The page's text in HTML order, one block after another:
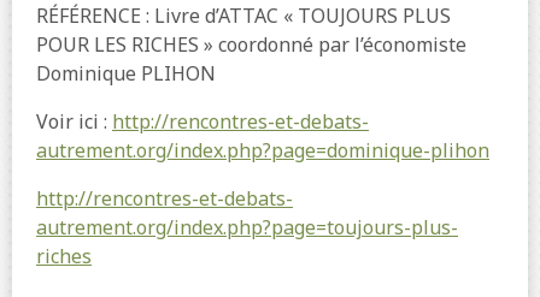
RÉFÉRENCE : Livre d’ATTAC « TOUJOURS PLUS
POUR LES RICHES » coordonné par l’économiste
Dominique PLIHON
Voir ici : http://rencontres-et-debats-
autrement.org/index.php?page=dominique-plihon
http://rencontres-et-debats-
autrement.org/index.php?page=toujours-plus-
riches